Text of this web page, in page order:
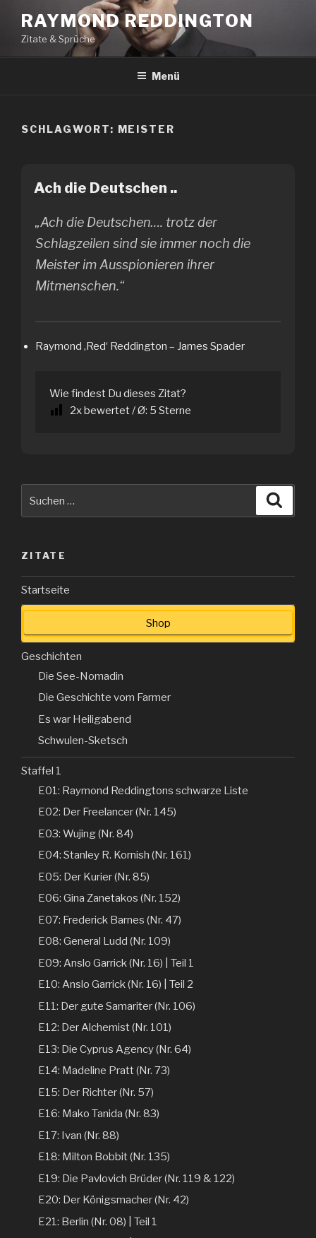
Inhalt
springen
RAYMOND REDDINGTON
Zitate & Sprüche
Menü
SCHLAGWORT: MEISTER
Ach die Deutschen ..
„Ach die Deutschen…. trotz der
Schlagzeilen sind sie immer noch die
Meister im Ausspionieren ihrer
Mitmenschen.“
Raymond ‚Red‘ Reddington – James Spader
Wie findest Du dieses Zitat?
2x bewertet / Ø: 5 Sterne
nach:
ZITATE
Startseite
Shop
Geschichten
Die See-Nomadin
Die Geschichte vom Farmer
Es war Heiligabend
Schwulen-Sketsch
Staffel 1
E01: Raymond Reddingtons schwarze Liste
E02: Der Freelancer (Nr. 145)
E03: Wujing (Nr. 84)
E04: Stanley R. Kornish (Nr. 161)
E05: Der Kurier (Nr. 85)
E06: Gina Zanetakos (Nr. 152)
E07: Frederick Barnes (Nr. 47)
E08: General Ludd (Nr. 109)
E09: Anslo Garrick (Nr. 16) | Teil 1
E10: Anslo Garrick (Nr. 16) | Teil 2
E11: Der gute Samariter (Nr. 106)
E12: Der Alchemist (Nr. 101)
E13: Die Cyprus Agency (Nr. 64)
E14: Madeline Pratt (Nr. 73)
E15: Der Richter (Nr. 57)
E16: Mako Tanida (Nr. 83)
E17: Ivan (Nr. 88)
E18: Milton Bobbit (Nr. 135)
E19: Die Pavlovich Brüder (Nr. 119 & 122)
E20: Der Königsmacher (Nr. 42)
E21: Berlin (Nr. 08) | Teil 1